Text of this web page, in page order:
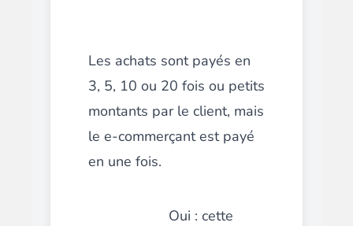
Les achats sont payés en
3, 5, 10 ou 20 fois ou petits
montants par le client, mais
le e-commerçant est payé
en une fois.
Oui : cette